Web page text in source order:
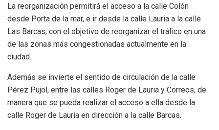
La reorganización permitirá el acceso a la calle Colón
desde Porta de la mar, e ir desde la calle Lauria a la calle
Las Barcas, con el objetivo de reorganizar el tráfico en una
de las zonas más congestionadas actualmente en la
ciudad.
Además se invierte el sentido de circulación de la calle
Pérez Pujol, entre las calles Roger de Lauria y Correos, de
manera que se pueda realizar el acceso a ella desde la
calle Roger de Lauria en dirección a la calle Barcas.